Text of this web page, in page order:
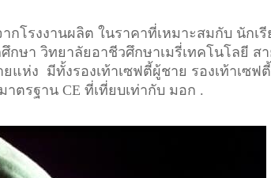
กโรงงานผลิต ในราคาที่เหมาะสมกับ นักเ
ษา วิทยาลัยอาชีวศึกษาเมรี่เทคโนโลยี สา
ห่ง มีทั้งรองเท้าเซฟตี้ผู้ชาย รองเท้าเซฟ
ตรฐาน CE ที่เที่ยบเท่ากับ มอก .